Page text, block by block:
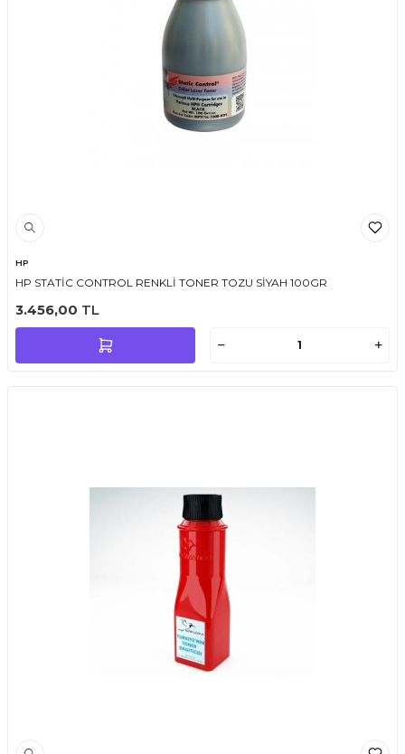
HP
HP STATİC CONTROL RENKLİ TONER TOZU SİYAH 100GR
3.456,00 TL